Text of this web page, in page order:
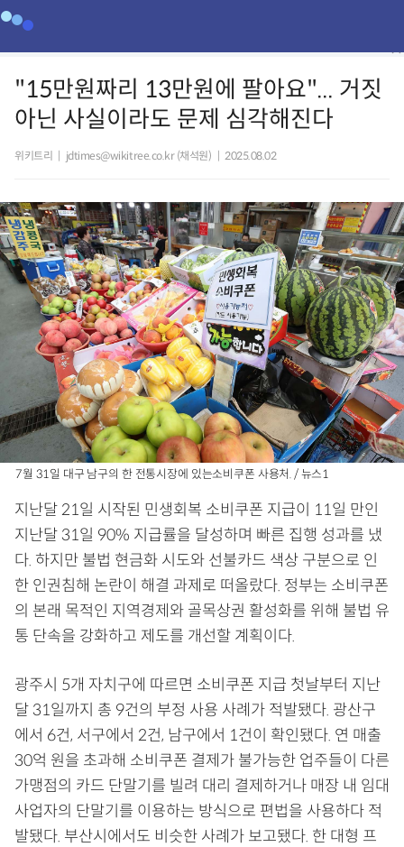
"15만원짜리 13만원에 팔아요"... 거짓
아닌 사실이라도 문제 심각해진다
위키트리 jdtimes@wikitree.co.kr (채석원) 2025.08.02
7월 31일 대구 남구의 한 전통시장에 있는소비쿠폰 사용처. / 뉴스1
지난달 21일 시작된 민생회복 소비쿠폰 지급이 11일 만인
지난달 31일 90% 지급률을 달성하며 빠른 집행 성과를 냈
다. 하지만 불법 현금화 시도와 선불카드 색상 구분으로 인
한 인권침해 논란이 해결 과제로 떠올랐다. 정부는 소비쿠폰
의 본래 목적인 지역경제와 골목상권 활성화를 위해 불법 유
통 단속을 강화하고 제도를 개선할 계획이다.
광주시 5개 자치구에 따르면 소비쿠폰 지급 첫날부터 지난
달 31일까지 총 9건의 부정 사용 사례가 적발됐다. 광산구
에서 6건, 서구에서 2건, 남구에서 1건이 확인됐다. 연 매출
30억 원을 초과해 소비쿠폰 결제가 불가능한 업주들이 다른
가맹점의 카드 단말기를 빌려 대리 결제하거나 매장 내 임대
사업자의 단말기를 이용하는 방식으로 편법을 사용하다 적
발됐다. 부산시에서도 비슷한 사례가 보고됐다. 한 대형 프